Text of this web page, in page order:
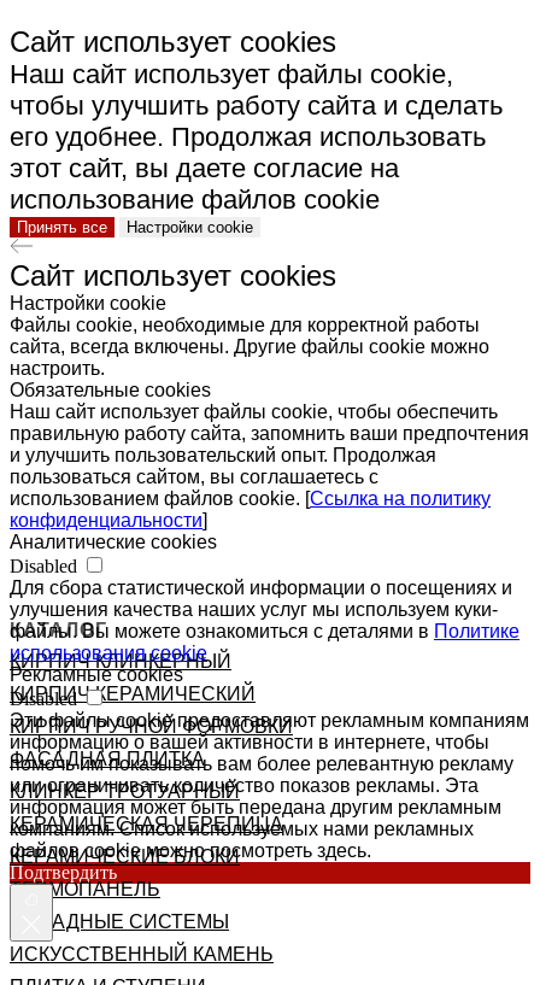
КАТАЛОГ
КИРПИЧ КЛИНКЕРНЫЙ
КИРПИЧ КЕРАМИЧЕСКИЙ
КИРПИЧ РУЧНОЙ ФОРМОВКИ
ФАСАДНАЯ ПЛИТКА
КЛИНКЕР ТРОТУАРНЫЙ
КЕРАМИЧЕСКАЯ ЧЕРЕПИЦА
КЕРАМИЧЕСКИЕ БЛОКИ
ТЕРМОПАНЕЛЬ
ФАСАДНЫЕ СИСТЕМЫ
ИСКУССТВЕННЫЙ КАМЕНЬ
Сайт использует cookies
Наш сайт использует файлы cookie,
чтобы улучшить работу сайта и сделать
его удобнее. Продолжая использовать
этот сайт, вы даете согласие на
использование файлов cookie
Принять все Настройки cookie
Сайт использует cookies
Настройки cookie
Файлы cookie, необходимые для корректной работы
сайта, всегда включены. Другие файлы cookie можно
настроить.
Обязательные cookies
Наш сайт использует файлы cookie, чтобы обеспечить
правильную работу сайта, запомнить ваши предпочтения
и улучшить пользовательский опыт. Продолжая
пользоваться сайтом, вы соглашаетесь с
использованием файлов cookie. [Ссылка на политику
конфиденциальности]
Аналитические cookies
Disabled
Для сбора статистической информации о посещениях и
улучшения качества наших услуг мы используем куки-
файлы. Вы можете ознакомиться с деталями в Политике
использования cookie
Рекламные cookies
Disabled
Эти файлы cookie предоставляют рекламным компаниям
информацию о вашей активности в интернете, чтобы
помочь им показывать вам более релевантную рекламу
или ограничивать количество показов рекламы. Эта
информация может быть передана другим рекламным
компаниям. Список используемых нами рекламных
файлов cookie можно посмотреть здесь.
Подтвердить